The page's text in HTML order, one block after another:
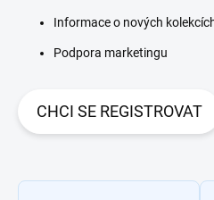
Informace o nových
Podpora marketingu
CHCI SE REGISTROVAT